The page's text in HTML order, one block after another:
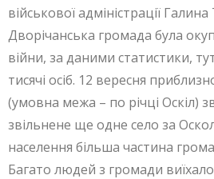
військової адміністрації
Дворічанська громада була
війни, за даними статистики,
тисячі осіб. 12 вересня
(умовна межа – по річці Оскіл)
звільнене ще одне село за
населення більша частина
Багато людей з громади